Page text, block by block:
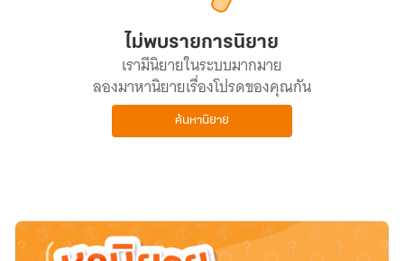
ไม่พบรายการนิยาย
เรามีนิยายในระบบมากมาย
ลองมาหานิยายเรื่องโปรดของคุณกัน
ค้นหานิยาย